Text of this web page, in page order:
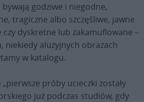
bywają godziwe i niegodne,
tragiczne albo szczęśliwe, jawne
dyskretne lub zakamuflowane –
niekiedy aluzyjnych obrazach
w katalogu.
próby ucieczki zostały
już podczas studiów, gdy